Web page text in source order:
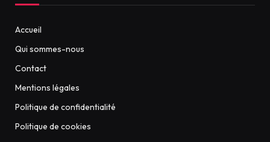
Accueil
Qui sommes-nous
Contact
Mentions légales
Politique de confidentialité
Politique de cookies